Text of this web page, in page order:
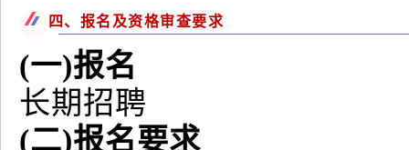
四、报名及资格审查要求
(一)报名
长期招聘
(二)报名要求